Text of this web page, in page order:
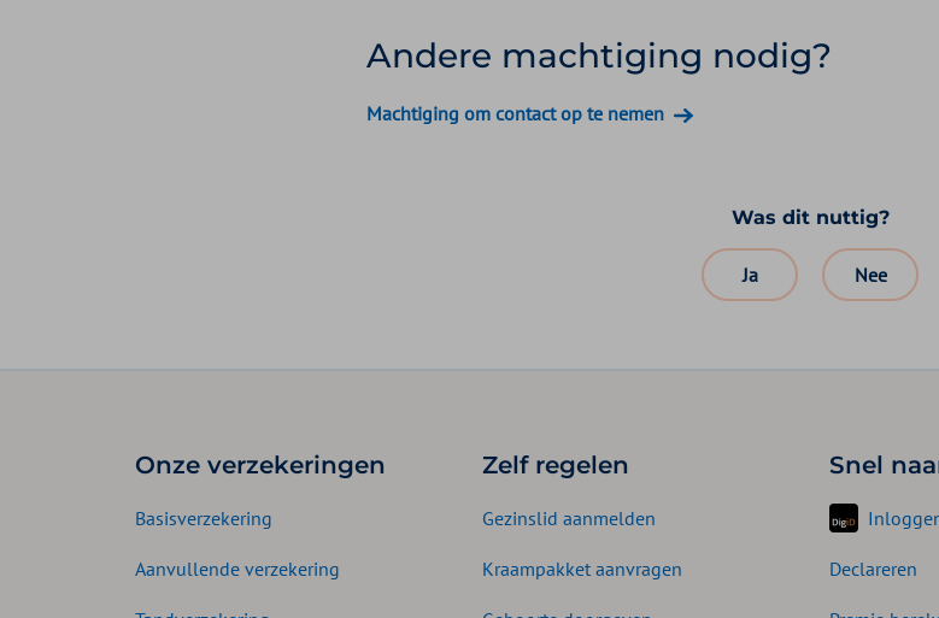
Andere machtiging nodig?
Machtiging om contact op te nemen
Was dit nuttig?
Ja Nee
Onze verzekeringen
Basisverzekering
Aanvullende verzekering
Zelf regelen
Gezinslid aanmelden
Kraampakket aanvragen
Snel
Declareren